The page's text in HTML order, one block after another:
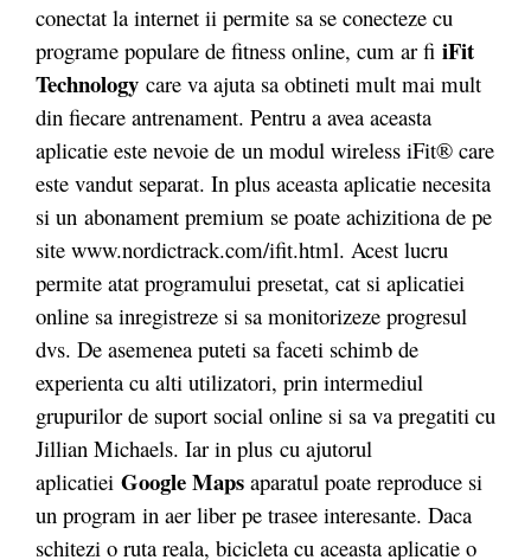
conectat la internet ii permite sa se conecteze cu
programe populare de fitness online, cum ar fi iFit
Technology care va ajuta sa obtineti mult mai mult
din fiecare antrenament. Pentru a avea aceasta
aplicatie este nevoie de un modul wireless iFit® care
este vandut separat. In plus aceasta aplicatie necesita
si un abonament premium se poate achizitiona de pe
site www.nordictrack.com/ifit.html. Acest lucru
permite atat programului presetat, cat si aplicatiei
online sa inregistreze si sa monitorizeze progresul
dvs. De asemenea puteti sa faceti schimb de
experienta cu alti utilizatori, prin intermediul
grupurilor de suport social online si sa va pregatiti cu
Jillian Michaels. Iar in plus cu ajutorul
aplicatiei Google Maps aparatul poate reproduce si
un program in aer liber pe trasee interesante. Daca
schitezi o ruta reala, bicicleta cu aceasta aplicatie o